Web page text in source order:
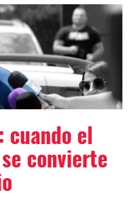
cuando el
convierte